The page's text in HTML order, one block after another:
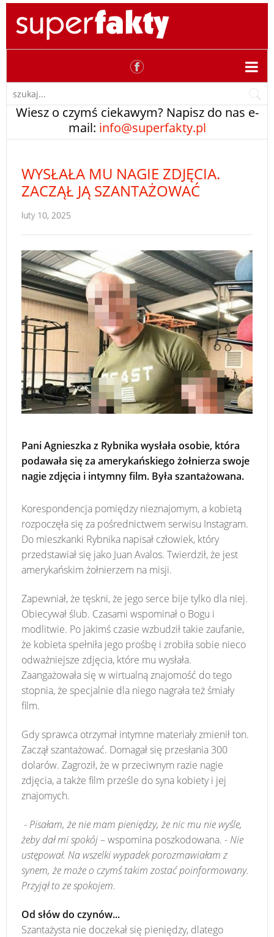
Wiesz o czymś ciekawym? Napisz do nas e-
mail: info@superfakty.pl
WYSŁAŁA MU NAGIE ZDJĘCIA.
ZACZĄŁ JĄ SZANTAŻOWAĆ
luty 10, 2025
Pani Agnieszka z Rybnika wysłała osobie, która
podawała się za amerykańskiego żołnierza swoje
nagie zdjęcia i intymny film. Była szantażowana.
Korespondencja pomiędzy nieznajomym, a kobietą
rozpoczęła się za pośrednictwem serwisu Instagram.
Do mieszkanki Rybnika napisał człowiek, który
przedstawiał się jako Juan Avalos. Twierdził, że jest
amerykańskim żołnierzem na misji.
Zapewniał, że tęskni, że jego serce bije tylko dla niej.
Obiecywał ślub. Czasami wspominał o Bogu i
modlitwie. Po jakimś czasie wzbudził takie zaufanie,
że kobieta spełniła jego prośbę i zrobiła sobie nieco
odważniejsze zdjęcia, które mu wysłała.
Zaangażowała się w wirtualną znajomość do tego
stopnia, że specjalnie dla niego nagrała też śmiały
film.
Gdy sprawca otrzymał intymne materiały zmienił ton.
Zaczął szantażować. Domagał się przesłania 300
dolarów. Zagroził, że w przeciwnym razie nagie
zdjęcia, a także film prześle do syna kobiety i jej
znajomych.
- Pisałam, że nie mam pieniędzy, że nic mu nie wyśle,
żeby dał mi spokój– wspomina poszkodowana. - Nie
ustępował. Na wszelki wypadek porozmawiałam z
synem, że może o czymś takim zostać poinformowany.
Przyjął to ze spokojem.
Od słów do czynów...
Szantażysta nie doczekał się pieniędzy, dlatego